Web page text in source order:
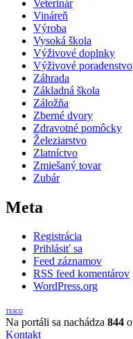
Veterinár
Vináreň
Výroba
Vysoká škola
Výživové doplnky
Výživové poradenstvo
Záhrada
Základná škola
Záložňa
Zberné dvory
Zdravotné pomôcky
Železiarstvo
Zlatníctvo
Zmiešaný tovar
Zubár
Meta
Registrácia
Prihlásiť sa
Feed záznamov
RSS feed komentárov
WordPress.org
TESCO
Na portáli sa nachádza 844
Kontakt